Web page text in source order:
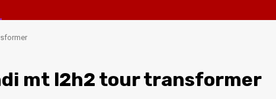
mt l2h2 tour transformer